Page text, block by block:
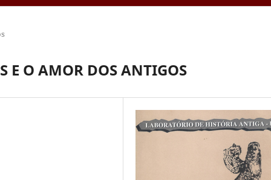
E O AMOR DOS ANTIGOS